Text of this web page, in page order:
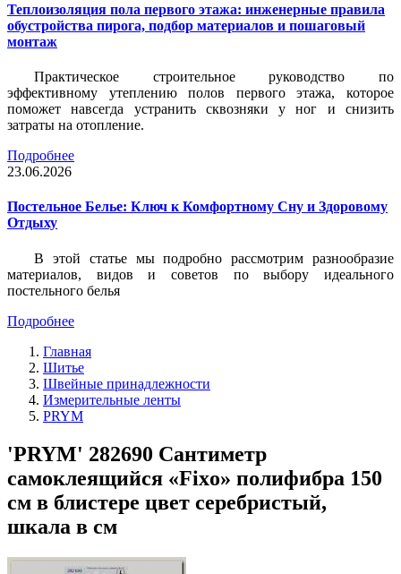
Теплоизоляция пола первого этажа: инженерные правила
обустройства пирога, подбор материалов и пошаговый
монтаж
Практическое строительное руководство по
эффективному утеплению полов первого этажа, которое
поможет навсегда устранить сквозняки у ног и снизить
затраты на отопление.
Подробнее
23.06.2026
Постельное Белье: Ключ к Комфортному Сну и Здоровому
Отдыху
В этой статье мы подробно рассмотрим разнообразие
материалов, видов и советов по выбору идеального
постельного белья
Подробнее
Главная
Шитье
Швейные принадлежности
Измерительные ленты
PRYM
'PRYM' 282690 Сантиметр
самоклеящийся «Fixo» полифибра 150
см в блистере цвет серебристый,
шкала в см